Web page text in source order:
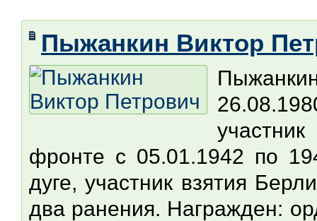
Пыжанкин Виктор
фронте с 05.01.1942 по
дуге, участник взятия
два ранения. Награжден: